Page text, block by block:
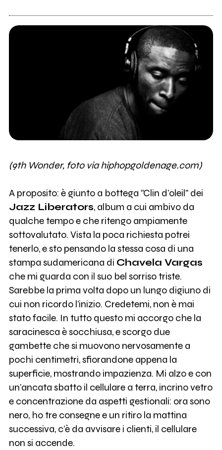
(9th Wonder, foto via hiphopgoldenage.com)
A proposito: è giunto a bottega "Clin d’oleil" dei
Jazz Liberators, album a cui ambivo da
qualche tempo e che ritengo ampiamente
sottovalutato. Vista la poca richiesta potrei
tenerlo, e sto pensando la stessa cosa di una
stampa sudamericana di Chavela Vargas
che mi guarda con il suo bel sorriso triste.
Sarebbe la prima volta dopo un lungo digiuno di
cui non ricordo l’inizio. Credetemi, non è mai
stato facile. In tutto questo mi accorgo che la
saracinesca è socchiusa, e scorgo due
gambette che si muovono nervosamente a
pochi centimetri, sfiorandone appena la
superficie, mostrando impazienza. Mi alzo e con
un’ancata sbatto il cellulare a terra, incrino vetro
e concentrazione da aspetti gestionali: ora sono
nero, ho tre consegne e un ritiro la mattina
successiva, c’è da avvisare i clienti, il cellulare
non si accende.